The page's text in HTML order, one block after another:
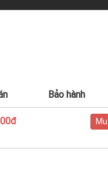
Bảo hành